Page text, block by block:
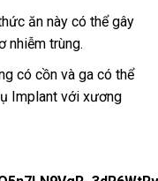
ăn này có thể gây
nhiễm trùng.
có cồn và ga có thể
Implant với xương